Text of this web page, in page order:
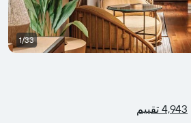
4,943 تقييم
1/33